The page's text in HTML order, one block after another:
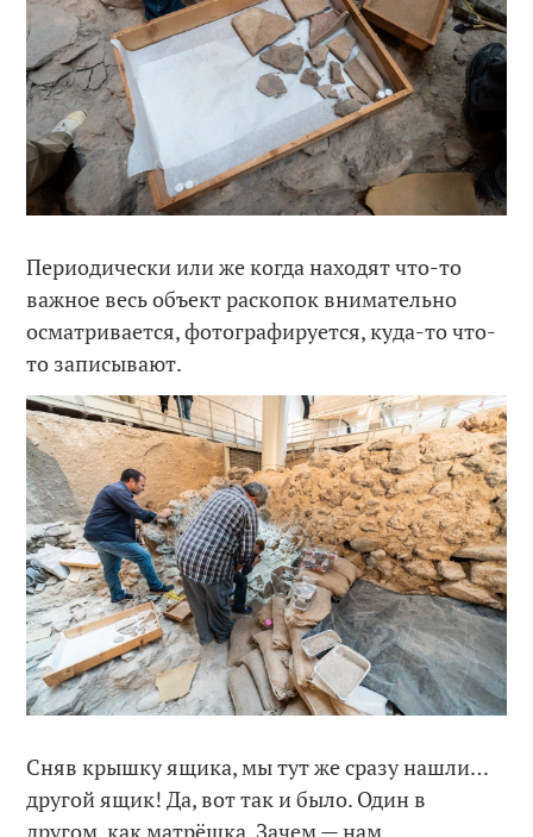
Периодически или же когда находят что-то
важное весь объект раскопок внимательно
осматривается, фотографируется, куда-то что-
то записывают.
Сняв крышку ящика, мы тут же сразу нашли…
другой ящик! Да, вот так и было. Один в
другом, как матрёшка. Зачем — нам